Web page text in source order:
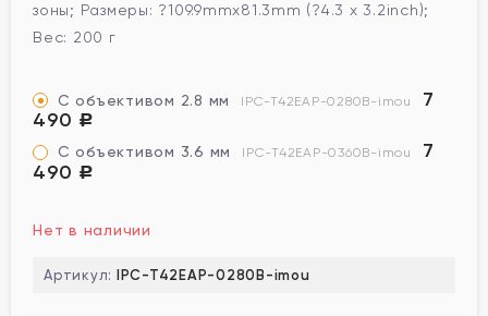
зоны; Размеры: ?109.9mmx81.3mm (?4.3 x 3.2inch);
Вес: 200 г
С объективом 2.8 мм IPC-T42EAP-0280B-imou
7
490
Р
С объективом 3.6 мм IPC-T42EAP-0360B-imou
7
490
Р
Нет в наличии
Артикул: IPC-T42EAP-0280B-imou